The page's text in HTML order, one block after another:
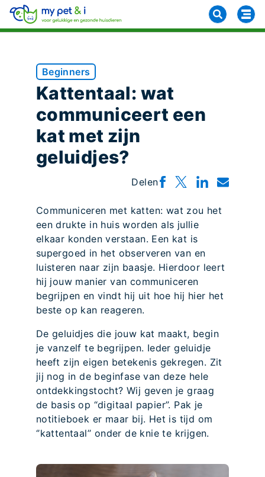
Beginners
Kattentaal: wat
communiceert een
kat met zijn
geluidjes?
Delen
Communiceren met katten: wat zou het
een drukte in huis worden als jullie
elkaar konden verstaan. Een kat is
supergoed in het observeren van en
luisteren naar zijn baasje. Hierdoor leert
hij jouw manier van communiceren
begrijpen en vindt hij uit hoe hij hier het
beste op kan reageren.
De geluidjes die jouw kat maakt, begin
je vanzelf te begrijpen. Ieder geluidje
heeft zijn eigen betekenis gekregen. Zit
jij nog in de beginfase van deze hele
ontdekkingstocht? Wij geven je graag
de basis op “digitaal papier”. Pak je
notitieboek er maar bij. Het is tijd om
‘’kattentaal’’ onder de knie te krijgen.